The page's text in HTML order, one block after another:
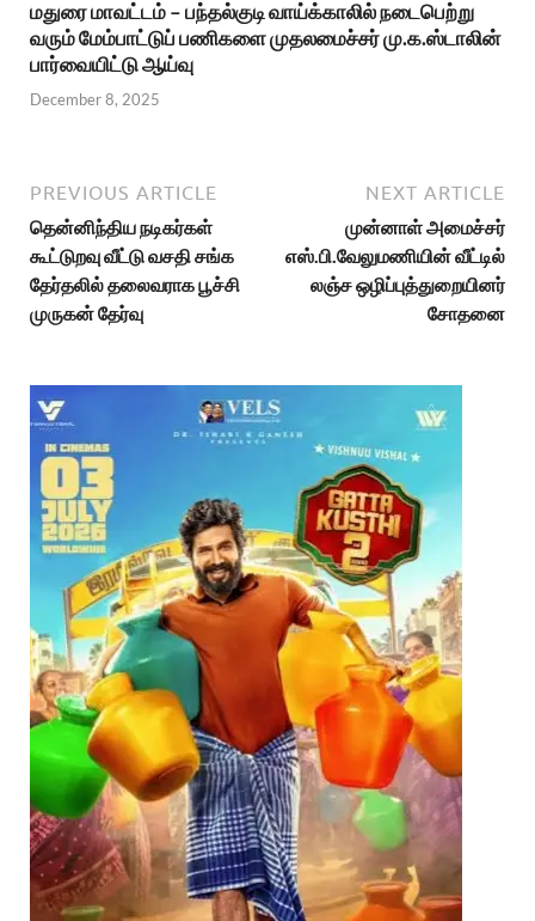
மதுரை மாவட்டம் – பந்தல்குடி வாய்க்காலில் நடைபெற்று
வரும் மேம்பாட்டுப் பணிகளை முதலமைச்சர் மு.க.ஸ்டாலின்
பார்வையிட்டு ஆய்வு
December 8, 2025
PREVIOUS ARTICLE
தென்னிந்திய நடிகர்கள்
கூட்டுறவு வீட்டு வசதி சங்க
தேர்தலில் தலைவராக பூச்சி
முருகன் தேர்வு
NEXT ARTICLE
முன்னாள் அமைச்சர்
எஸ்.பி.வேலுமணியின் வீட்டில்
லஞ்ச ஒழிப்புத்துறையினர்
சோதனை